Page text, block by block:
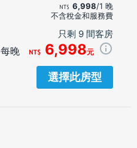
6,998/1 晚
不含稅金和服務費
只剩 9 間客房
每晚 6,998元
選擇此房型